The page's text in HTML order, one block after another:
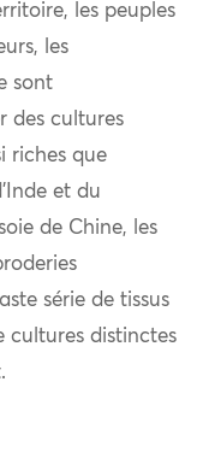
les peuples
les
sont
des cultures
riches que
et du
de Chine, les
série de tissus
cultures distinctes